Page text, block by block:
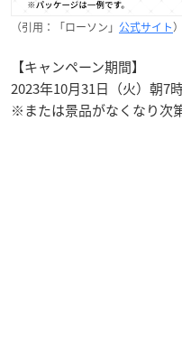
（引用：「ローソン」 公式サイト）
【キャンペーン期間】
2023年10月31日（火）朝7
※または景品がなくなり次